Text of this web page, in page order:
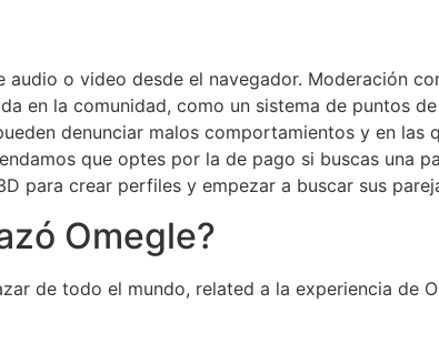
o video desde el navegador. Moderación
en la comunidad, como un sistema de puntos
denunciar malos comportamientos y en las
que optes por la de pago si buscas una
para crear perfiles y empezar a buscar sus
Omegle?
de todo el mundo, related a la experiencia de